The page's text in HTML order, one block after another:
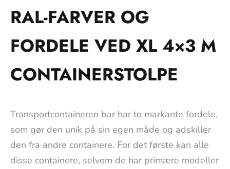
RAL-FARVER OG
FORDELE VED XL 4×3 M
CONTAINERSTOLPE
Transportcontaineren bar har to markante fordele,
som gør den unik på sin egen måde og adskiller
den fra andre containere. For det første kan alle
disse containere, selvom de har primære modeller